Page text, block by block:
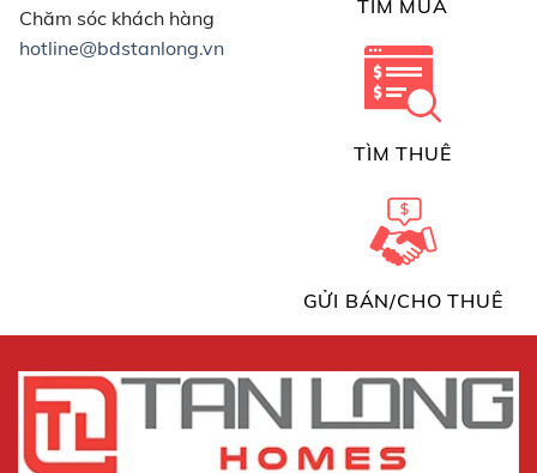
Chăm sóc khách hàng
hotline@bdstanlong.vn
TÌM MUA
TÌM THUÊ
GỬI BÁN/CHO THUÊ